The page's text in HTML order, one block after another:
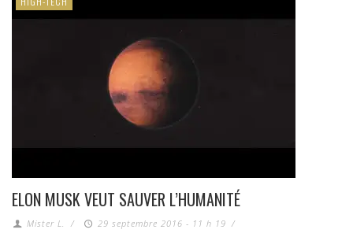
ELON MUSK VEUT SAUVER L’HUMANITÉ
Mister L. / 29 septembre 2016 - 11 h 19 /